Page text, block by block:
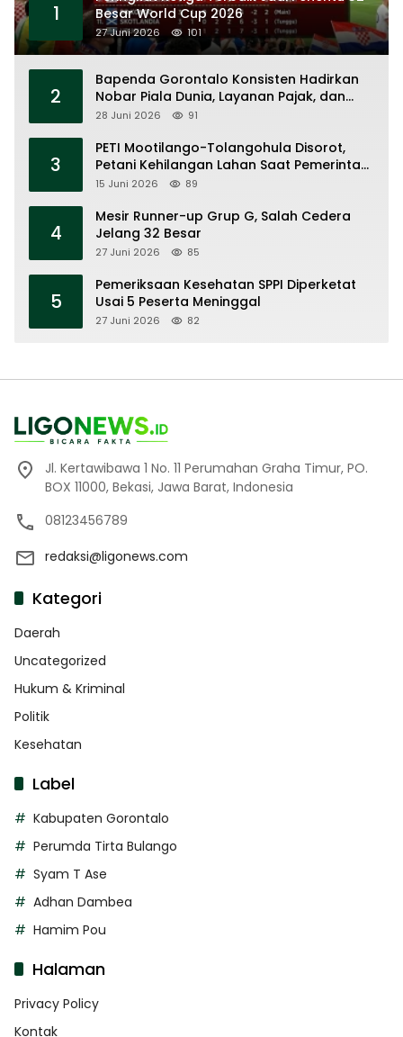
1
Besar World Cup 2026
27 Juni 2026 101
2
Bapenda Gorontalo Konsisten Hadirkan
Nobar Piala Dunia, Layanan Pajak, dan
Ruang UMKM
28 Juni 2026 91
3
PETI Mootilango-Tolangohula Disorot,
Petani Kehilangan Lahan Saat Pemerintah
Fokus Panggung Seremonial
15 Juni 2026 89
4
Mesir Runner-up Grup G, Salah Cedera
Jelang 32 Besar
27 Juni 2026 85
5
Pemeriksaan Kesehatan SPPI Diperketat
Usai 5 Peserta Meninggal
27 Juni 2026 82
Jl. Kertawibawa 1 No. 11 Perumahan Graha Timur, PO.
BOX 11000, Bekasi, Jawa Barat, Indonesia
08123456789
redaksi@ligonews.com
Kategori
Daerah
Uncategorized
Hukum & Kriminal
Politik
Kesehatan
Label
Kabupaten Gorontalo
Perumda Tirta Bulango
Syam T Ase
Adhan Dambea
Hamim Pou
Halaman
Privacy Policy
Kontak